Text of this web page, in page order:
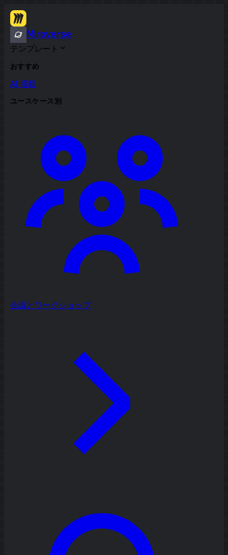
Miroverse
テンプレート
おすすめ
AI 搭載
ユースケース別
会議とワークショップ